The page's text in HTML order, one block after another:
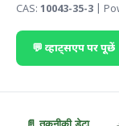
CAS: 10043-35-3 |
💬 व्हाट्सएप पर पूछें